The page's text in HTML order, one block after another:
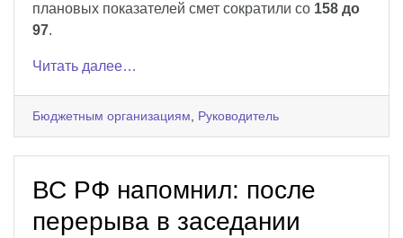
плановых показателей смет сократили со 158 до
97.
Читать далее…
Бюджетным организациям, Руководитель
ВС РФ напомнил: после
перерыва в заседании